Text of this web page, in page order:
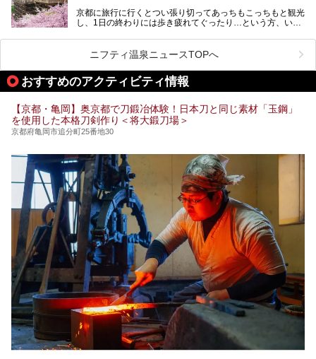
今回は京都にある岩盤浴のある施設をピックアップしてご紹
京都に旅行に行くとつい張り切ってあっちもこっちもと観光
し、1日の終わりには歩き疲れてぐったり…という方、いま
そんな疲れた身体には温泉です！京都には、市内にも郊外に
も素晴らしい温泉がたくさんあります。そこで、日帰り利用
できるおすすめの温泉・温浴施設をまとめてみました。
ニフティ温泉ニュースTOPへ
おすすめのアクティビティ情報
【京都・亀岡】奥京都で刀鍛冶体験！日本刀と同じ素材「玉鋼」
を使用した本格刀剣作り＜将大鍛刀場＞
京都府亀岡市追分町25番地30